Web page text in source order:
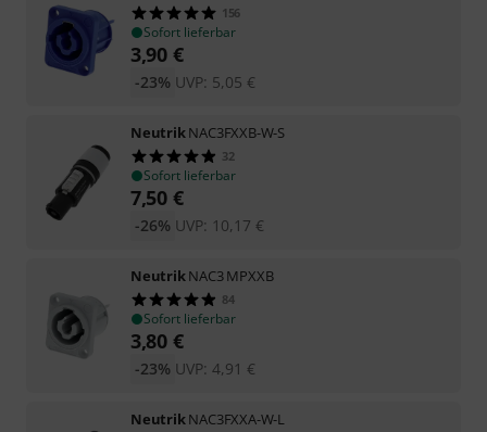
156
Sofort lieferbar
3,90 €
UVP: 5,05 €
-23%
NeutrikNAC3FXXB-W-S
32
Sofort lieferbar
7,50 €
UVP: 10,17 €
-26%
NeutrikNAC3 MPXXB
84
Sofort lieferbar
3,80 €
UVP: 4,91 €
-23%
NeutrikNAC3FXXA-W-L